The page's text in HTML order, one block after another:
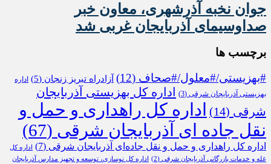
جوان نخبه آذرشهری، معاون خبر
صداوسیمای آذربایجان غربی شد
برچسب ها
#بهزیستی/#معلول/#صحاف (12) آزادراه تبریز زنجان (5)
اداره
بهزیستی آذربایجان شرقی (3)
اداره کل بهزیستی آذربایجان
شرقی (14)
اداره کل راهداری و حمل و
نقل جاده ای آذربایجان شرقی (67)
اداره کل راهداری و حمل و نقل جاده‌ای آذربایجان شرقی (7)
اداره کل
غله و خدمات بازرگانی آذربایجان شرقی (2)
اداره کل نوسازی، توسعه و تجهیز مدارس آذربایجان